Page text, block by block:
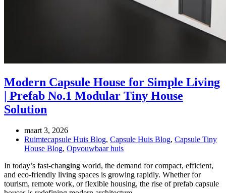
Modern Capsule House for Simple Living
| Prefab No.1 Modular Tiny House
Solution
maart 3, 2026
Ruimtecapsule Huis Blog, Capsule Huis Blog, Capsule Tiny
House Blog, Opvouwbaar huis
In today’s fast-changing world, the demand for compact, efficient,
and eco-friendly living spaces is growing rapidly. Whether for
tourism, remote work, or flexible housing, the rise of prefab capsule